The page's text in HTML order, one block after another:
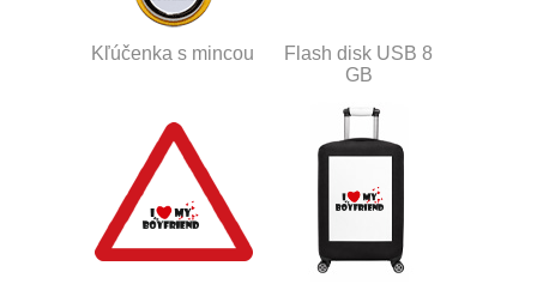
Kľúčenka s mincou
Flash disk USB 8
GB